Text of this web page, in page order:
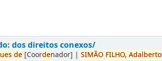
dos direitos conexos/
de [Coordenador] |SIMÃO FILHO, Adalberto